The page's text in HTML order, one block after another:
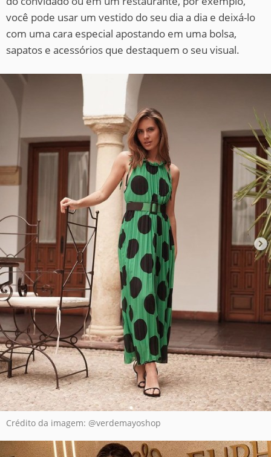
você pode usar um vestido do seu dia a dia e deixá-lo
com uma cara especial apostando em uma bolsa,
sapatos e acessórios que destaquem o seu visual.
Crédito da imagem: @verdemayoshop